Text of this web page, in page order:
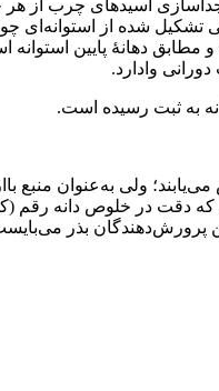
اسیدهای چرب از
دارد و مطابق دهانهٔ
وادارد.
به ثبت رسیده است.
ولی به‌عنوان
که دقت در خلوص دانه رقم
پرورش‌دهندگان بذر